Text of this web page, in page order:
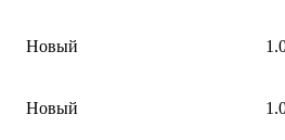
Новый
Новый